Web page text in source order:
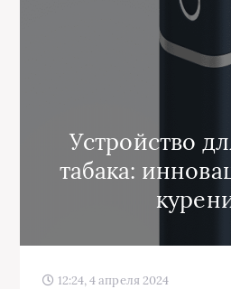
Устройство
табака:
12:24, 4 апреля 2024